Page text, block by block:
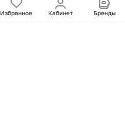
Избранное Кабинет Бренды